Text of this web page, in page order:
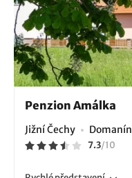
Penzion Amálka
Jižní Čechy Domanín
7.3/10